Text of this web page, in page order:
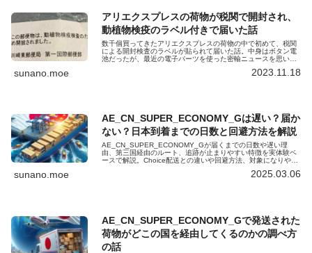
アリエクスプレスの荷物が税関で開封され、
動植物検疫のラベル付きで届いた話
数千個買ってきたアリエクスプレスの荷物の中で初めて、税関
による開封検査のラベルが貼られて届いた話。中身はボタン電
池だったが、最近の電子パーツを使った密輸ニュースを思い出
sunano.moe 2023.11.18
AE_CN_SUPER_ECONOMY_Gは遅い？届か
ない？日本到着までの日数と回避方法を解説
AE_CN_SUPER_ECONOMY_Gが届くまでの日数や遅い理
由、第三国経由のルート、追跡が止まりやすい特徴を実体験ベ
ースで解説。Choice配送との違いや回避方法、対象になりやす
されやすい配送の仕組みを事前に知りたい人向けです。詳しく
sunano.moe 2025.03.06
AE_CN_SUPER_ECONOMY_Gで発送された
荷物がどこの国を経由してくるのかの調べ方
の話